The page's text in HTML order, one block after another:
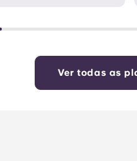
Ver todas as